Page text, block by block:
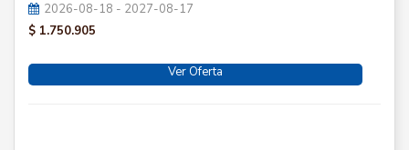
2026-08-18 - 2027-08-17
$ 1.750.905
Ver Oferta